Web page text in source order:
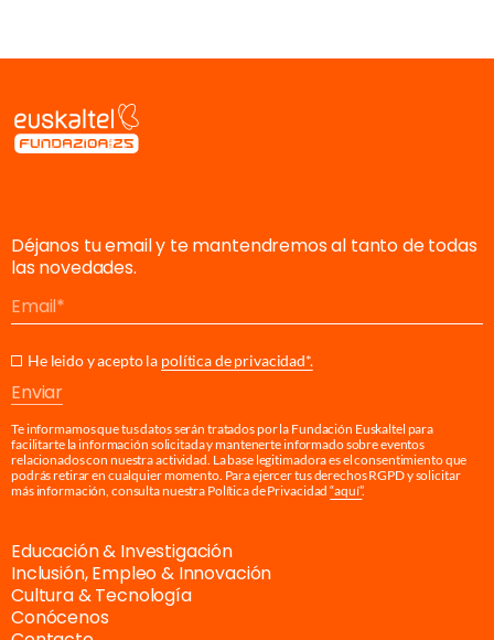
Educación & Investigación
Inclusión, Empleo & Innovación
Cultura & Tecnología
Conócenos
Déjanos tu email y te mantendremos al tanto de todas
las novedades.
Email
He leido y acepto la política de privacidad*.
Enviar
Te informamos que tus datos serán tratados por la Fundación Euskaltel para
facilitarte la información solicitada y mantenerte informado sobre eventos
relacionados con nuestra actividad. La base legitimadora es el consentimiento que
podrás retirar en cualquier momento. Para ejercer tus derechos RGPD y solicitar
más información, consulta nuestra Política de Privacidad“aquí”.